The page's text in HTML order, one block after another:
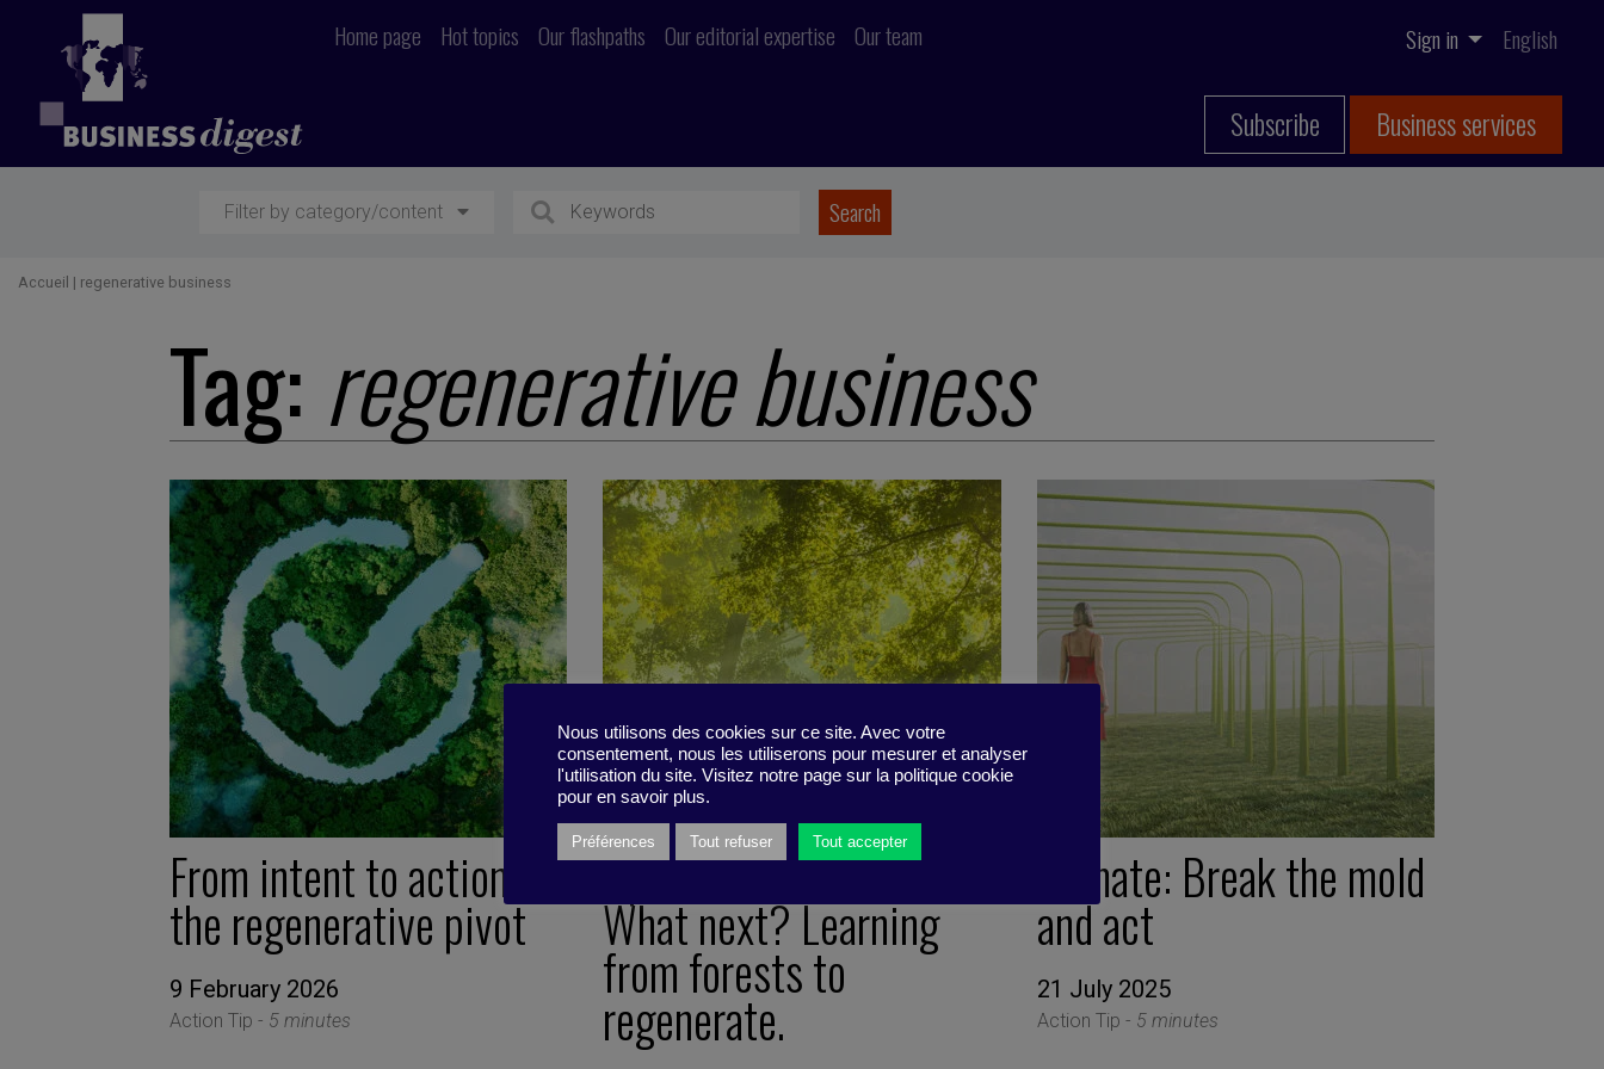
Home page Hot topics Our flashpaths Our editorial expertise Our team Sign in English
Subscribe Business services
Filter by category/content
Accueil | regenerative business
Tag: regenerative business
From intent to action:
the regenerative pivot
9 February 2026
Action Tip - 5 minutes
Optimized to the limit.
What next? Learning
from forests to
regenerate.
Climate: Break the mold
and act
21 July 2025
Action Tip - 5 minutes
Nous utilisons des cookies sur ce site. Avec votre
consentement, nous les utiliserons pour mesurer et analyser
l'utilisation du site. Visitez notre page sur la politique cookie
pour en savoir plus.
Préférences Tout refuser Tout accepter